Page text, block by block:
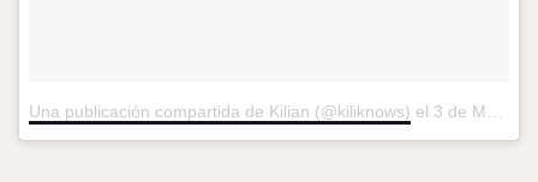
Una publicación compartida de Kilian (@kiliknows) el 3 de May de 2017 a la(s) 5:40 PDT